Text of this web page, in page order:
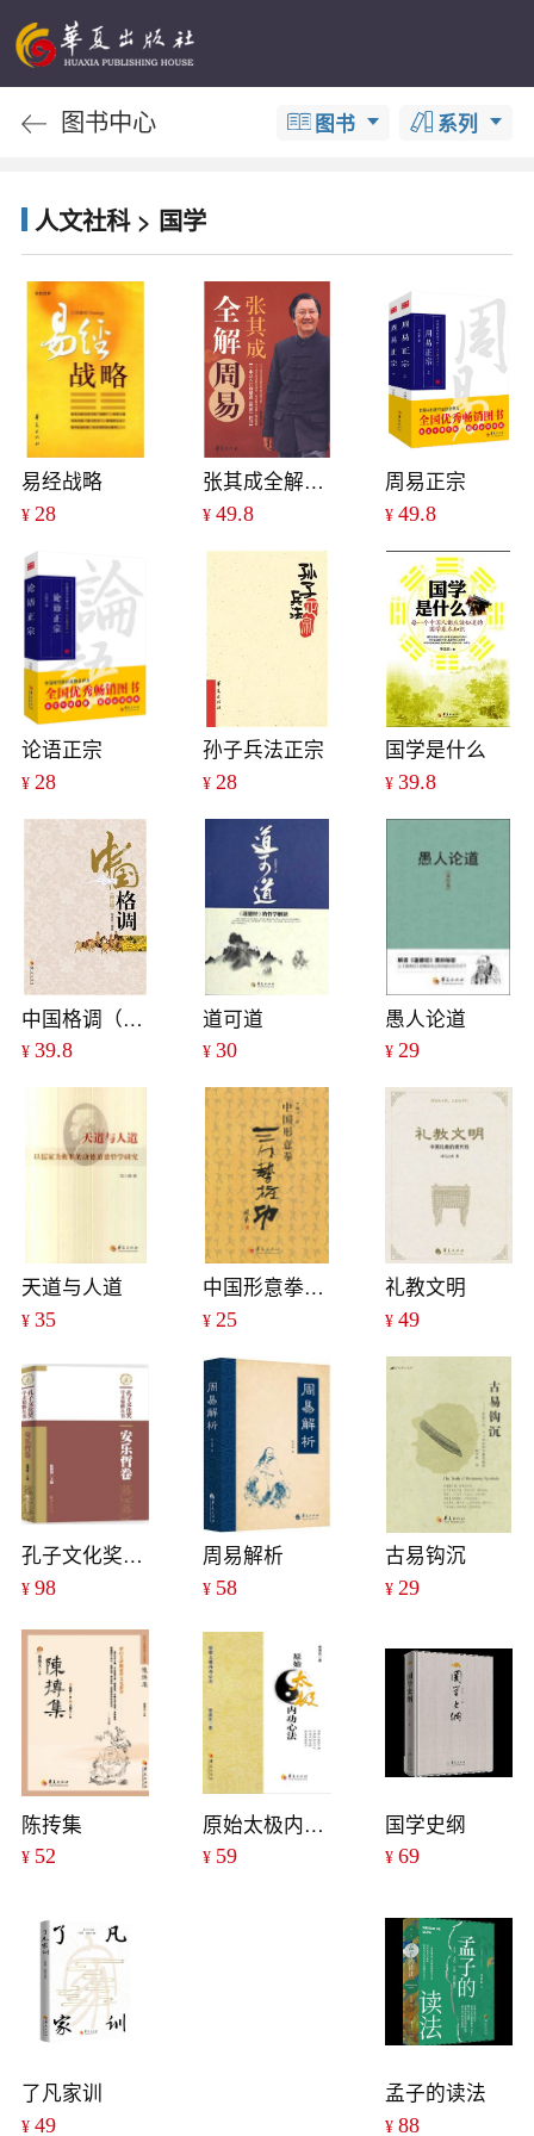
图书中心 图书 系列
人文社科 > 国学
易经战略
¥ 28
张其成全解周易
¥49.8
周易正宗
¥ 49.8
论语正宗
¥ 28
孙子兵法正宗
¥ 28
国学是什么
¥ 39.8
中国格调（修订版）
¥ 39.8
道可道
¥30
愚人论道
¥ 29
天道与人道
¥ 35
中国形意拳三体势桩功
¥ 25
礼教文明
¥ 49
孔子文化奖学术精粹丛书·安乐哲卷
¥ 98
周易解析
¥ 58
古易钩沉
¥ 29
陈抟集
¥ 52
原始太极内功心法
¥ 59
国学史纲
¥ 69
了凡家训
¥ 49
孟子的读法
¥ 88